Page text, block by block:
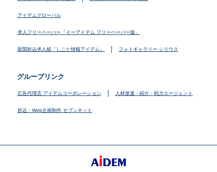
アイデムグローバル
求人フリーペーパー「イーアイデム フリーペーパー版」
新聞折込求人紙「しごと情報アイデム」 フォトギャラリー シリウス
グループリンク
広告代理店 アイデムコーポレーション 人材派遣・紹介・戦力エージェント
折込・Web企画制作 セブンネット